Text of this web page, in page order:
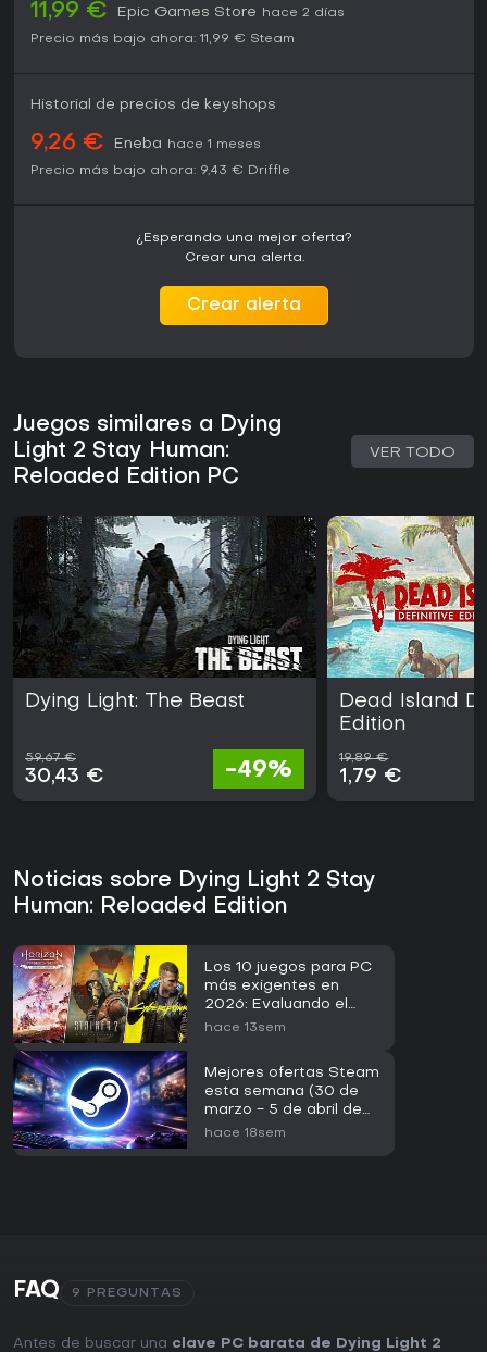
11,99 € Epic Games Store
hace 2 días
Precio más bajo ahora: 11,99 € Steam
Historial de precios de keyshops
9,26 € Eneba
hace 1 meses
Precio más bajo ahora: 9,43 € Driffle
¿Esperando una mejor oferta?
Crear una alerta.
Crear alerta
Juegos similares a Dying
Light 2 Stay Human:
Reloaded Edition PC
VER TODO
Dying Light: The Beast
59,67 €
30,43 € -49%
Dead Island
Edition
19,89 €
1,79 €
Noticias sobre Dying Light 2 Stay
Human: Reloaded Edition
Los 10 juegos para PC
más exigentes en
2026: Evaluando el
RTX 5090
hace 13sem
Mejores ofertas Steam
esta semana (30 de
marzo - 5 de abril de
2026)
hace 18sem
FAQ 9 PREGUNTAS
Antes de buscar una clave PC barata de Dying Light 2